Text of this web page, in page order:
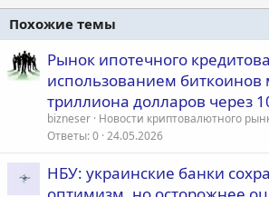
Похожие темы
Рынок ипотечного
использованием биткоинов
триллиона долларов через
bizneser Новости криптовалютного
Ответы 0 24.05.2026
НБУ: украинские банки